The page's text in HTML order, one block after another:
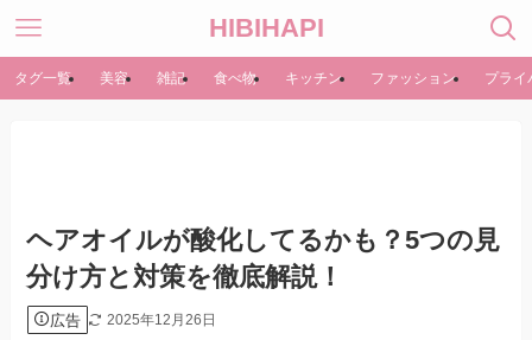
HIBIHAPI
タグ一覧 美容 雑記 食べ物 キッチン ファッション プライ
ヘアオイルが酸化してるかも？5つの見
分け方と対策を徹底解説！
広告 2025年12月26日